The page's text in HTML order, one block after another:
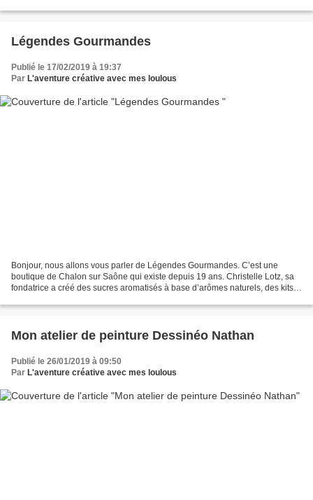
Légendes Gourmandes
Publié le 17/02/2019 à 19:37
Par L'aventure créative avec mes loulous
Bonjour, nous allons vous parler de Légendes Gourmandes. C’est une
boutique de Chalon sur Saône qui existe depuis 19 ans. Christelle Lotz, sa
fondatrice a créé des sucres aromatisés à base d’arômes naturels, des kits à
Mon atelier de peinture Dessinéo Nathan
Publié le 26/01/2019 à 09:50
Par L'aventure créative avec mes loulous